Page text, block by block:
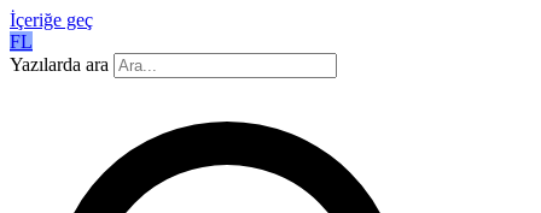
İçeriğe geç
FL
Yazılarda ara